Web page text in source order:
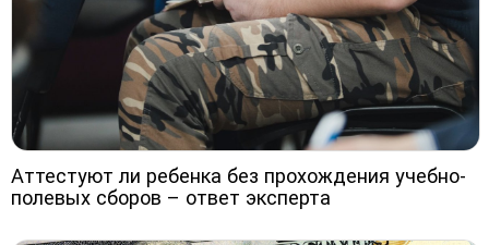
Аттестуют ли ребенка без прохождения учебно-
полевых сборов – ответ эксперта